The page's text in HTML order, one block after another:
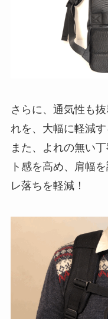
さらに、通気性も
れを、大幅に軽減
また、よれの無い
ト感を高め、肩幅
レ落ちを軽減！